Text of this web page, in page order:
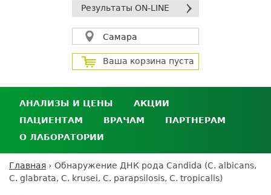
Результаты ON-LINE
Самара
Ваша корзина пуста
АНАЛИЗЫ И ЦЕНЫ
Анализы и цены
Где сдать анализы
Выезд на дом
Подготовка к анализам
АКЦИИ
ПАЦИЕНТАМ
Личный кабинет пациента
Дисконтная программа
ДМС
ВРАЧАМ
Сотрудничество
Экскурсия в
ПАРТНЕРАМ
кабинет
партнёра
О ЛАБОРАТОРИИ
Контроль качества
Вы
Главная › Обнаружение ДНК рода Candida (C. albicans,
C. glabrata, C. krusei, C. parapsilosis, C. tropicalis)